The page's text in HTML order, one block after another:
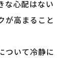
な心配はない
が高まること
ついて冷静に